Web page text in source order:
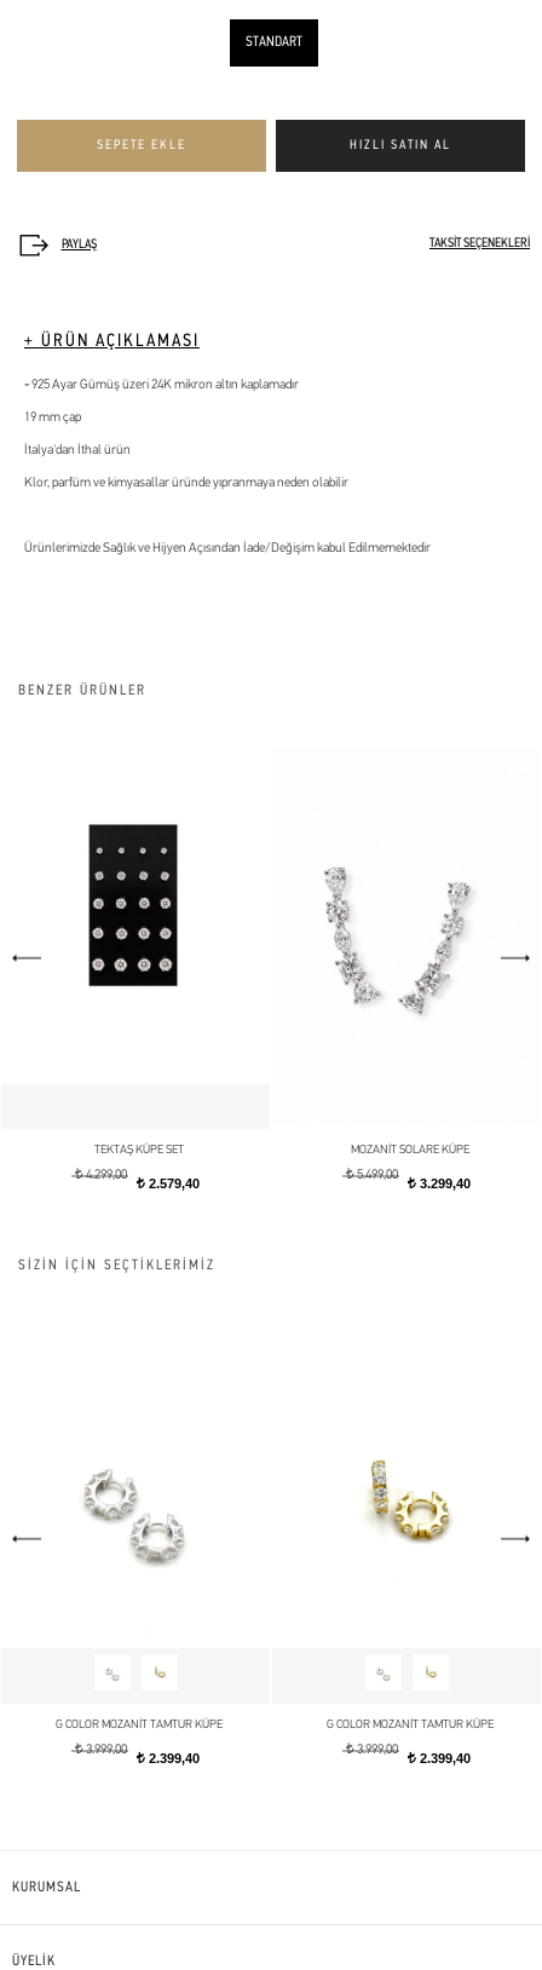
STANDART
TAKSİT SEÇENEKLERİ
+ ÜRÜN AÇIKLAMASI
925 Ayar Gümüş üzeri 24K mikron altın kaplamadır
19 mm çap
İtalya'dan İthal ürün
Klor, parfüm ve kimyasallar üründe yıpranmaya neden olabilir
Ürünlerimizde Sağlık ve Hijyen Açısından İade/Değişim kabul Edilmemektedir
BENZER ÜRÜNLER
TEKTAŞ KÜPE SET
t4.299,00
t 2.579,40
MOZANİT SOLARE KÜPE
t5.499,00
t 3.299,40
SİZİN İÇİN SEÇTİKLERİMİZ
G COLOR MOZANİT TAMTUR KÜPE
t3.999,00
t 2.399,40
G COLOR MOZANİT TAMTUR KÜPE
t3.999,00
t 2.399,40
KURUMSAL
ÜYELİK